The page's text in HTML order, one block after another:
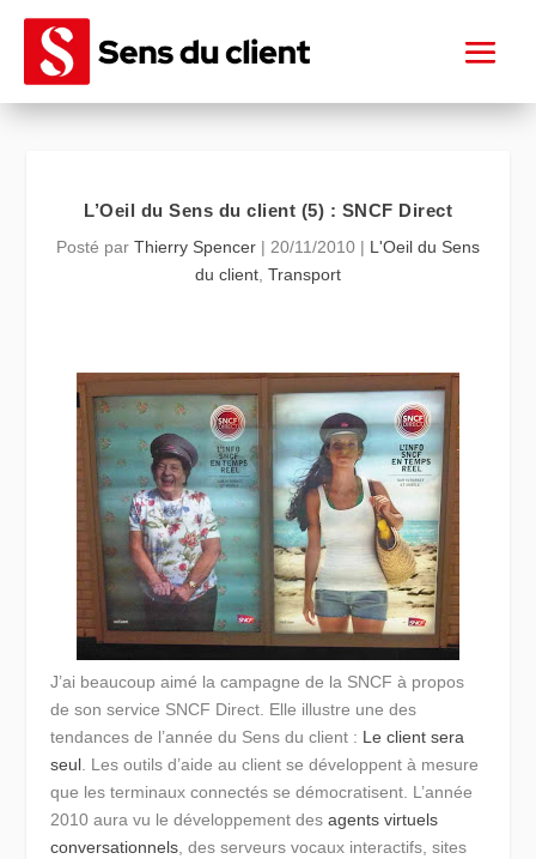
L’Oeil du Sens du client (5) : SNCF Direct
Posté par Thierry Spencer | 20/11/2010 | L'Oeil du Sens
du client Transport
J’ai beaucoup aimé la campagne de la SNCF à propos
de son service SNCF Direct . Elle illustre une des
tendances de l’année du Sens du client : Le client sera
seul Les outils d’aide au client se développent à mesure
que les terminaux connectés se démocratisent. L’année
2010 aura vu le développement desagents virtuels
conversationnels , des serveurs vocaux interactifs, sites